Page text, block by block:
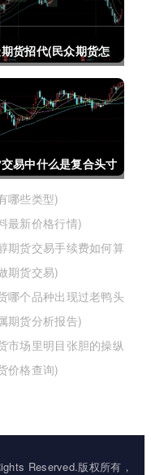
货招代(民众期货怎
易中什么是复合头寸
交易中什么是复合头
)
哪些类型)
最新价格行情)
期货交易手续费如何算
期货交易)
哪个品种出现过老鸭头
期货分析报告)
市场里明目张胆的操纵
价格查询)
Reserved.版权所有，